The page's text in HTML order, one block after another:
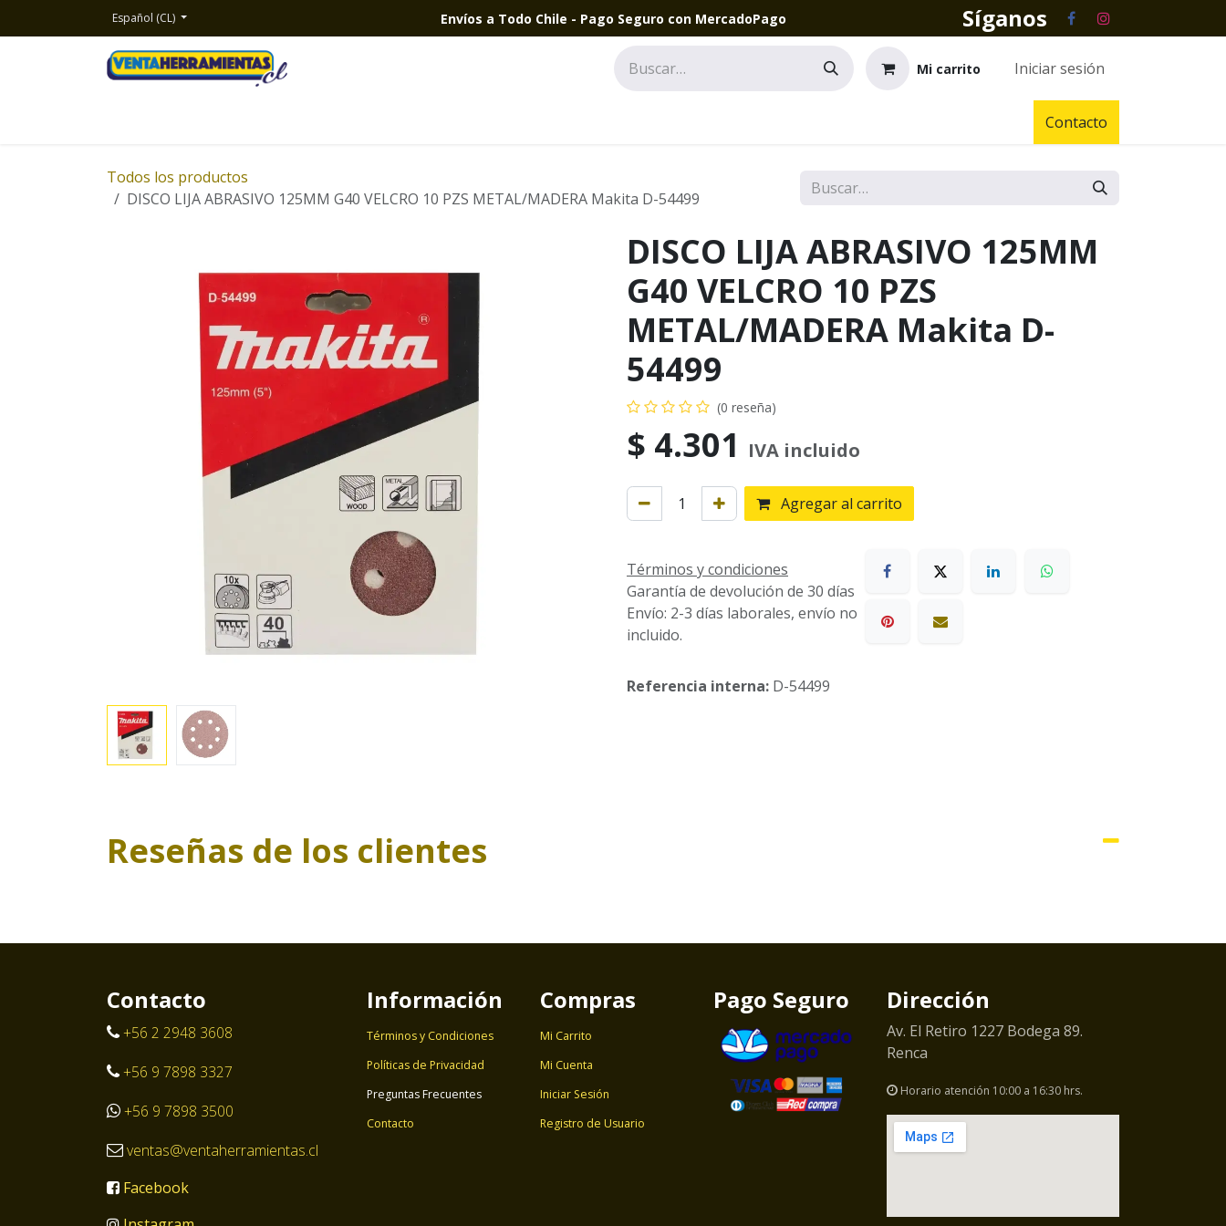
Español (CL) Envíos a Todo Chile - Pago Seguro con MercadoPago Síganos
Mi carrito Iniciar sesión
Contacto
Todos los productos
DISCO LIJA ABRASIVO 125MM G40 VELCRO 10 PZS METAL/MADERA Makita D-54499
DISCO LIJA ABRASIVO 125MM
G40 VELCRO 10 PZS
METAL/MADERA Makita D-
54499
(0 reseña)
$ 4.301 IVA incluido
Agregar al carrito
Términos y condiciones
Garantía de devolución de 30 días
Envío: 2-3 días laborales, envío no
incluido.
Referencia interna: D-54499
Reseñas de los clientes
Contacto
+56 2 2948 3608
+56 9 7898 3327
+56 9 7898 3500
ventas@ventaherramientas.cl
Facebook
Información
Términos y Condiciones
Políticas de Privacidad
Preguntas Frecuentes
Contacto
Compras
Mi Carrito
Mi Cuenta
Iniciar Sesión
Registro de Usuario
Pago Seguro Dirección
Av. El Retiro 1227 Bodega 89.
Renca
Horario atención 10:00 a 16:30 hrs.